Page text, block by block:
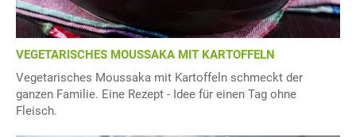
VEGETARISCHES MOUSSAKA MIT KARTOFFELN
Vegetarisches Moussaka mit Kartoffeln schmeckt der
ganzen Familie. Eine Rezept - Idee für einen Tag ohne
Fleisch.